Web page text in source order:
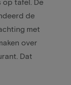
de
met
over
Dat